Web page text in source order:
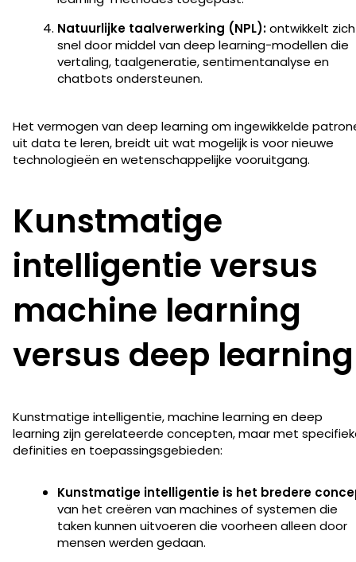
Natuurlijke taalverwerking (NPL):ontwikkelt zich
snel door middel van deep learning-modellen die
vertaling, taalgeneratie, sentimentanalyse en
chatbots ondersteunen.
Het vermogen van deep learning om ingewikkelde
uit data te leren, breidt uit wat mogelijk is voor nieuwe
technologieën en wetenschappelijke vooruitgang.
Kunstmatige
intelligentie versus
machine learning
versus deep learning
Kunstmatige intelligentie, machine learning en deep
learning zijn gerelateerde concepten, maar met
definities en toepassingsgebieden:
Kunstmatige intelligentie is het bredere
van het creëren van machines of systemen die
taken kunnen uitvoeren die voorheen alleen door
mensen werden gedaan.